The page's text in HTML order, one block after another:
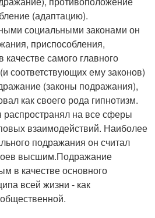
(адаптацию).
социальными законами он
приспособления,
самого главного
соответствующих ему законов)
(законы подражания),
как своего рода гипнотизм.
на все сферы
взаимодействий. Наиболее
подражания он считал
высшим.Подражание
в качестве основного
всей жизни - как